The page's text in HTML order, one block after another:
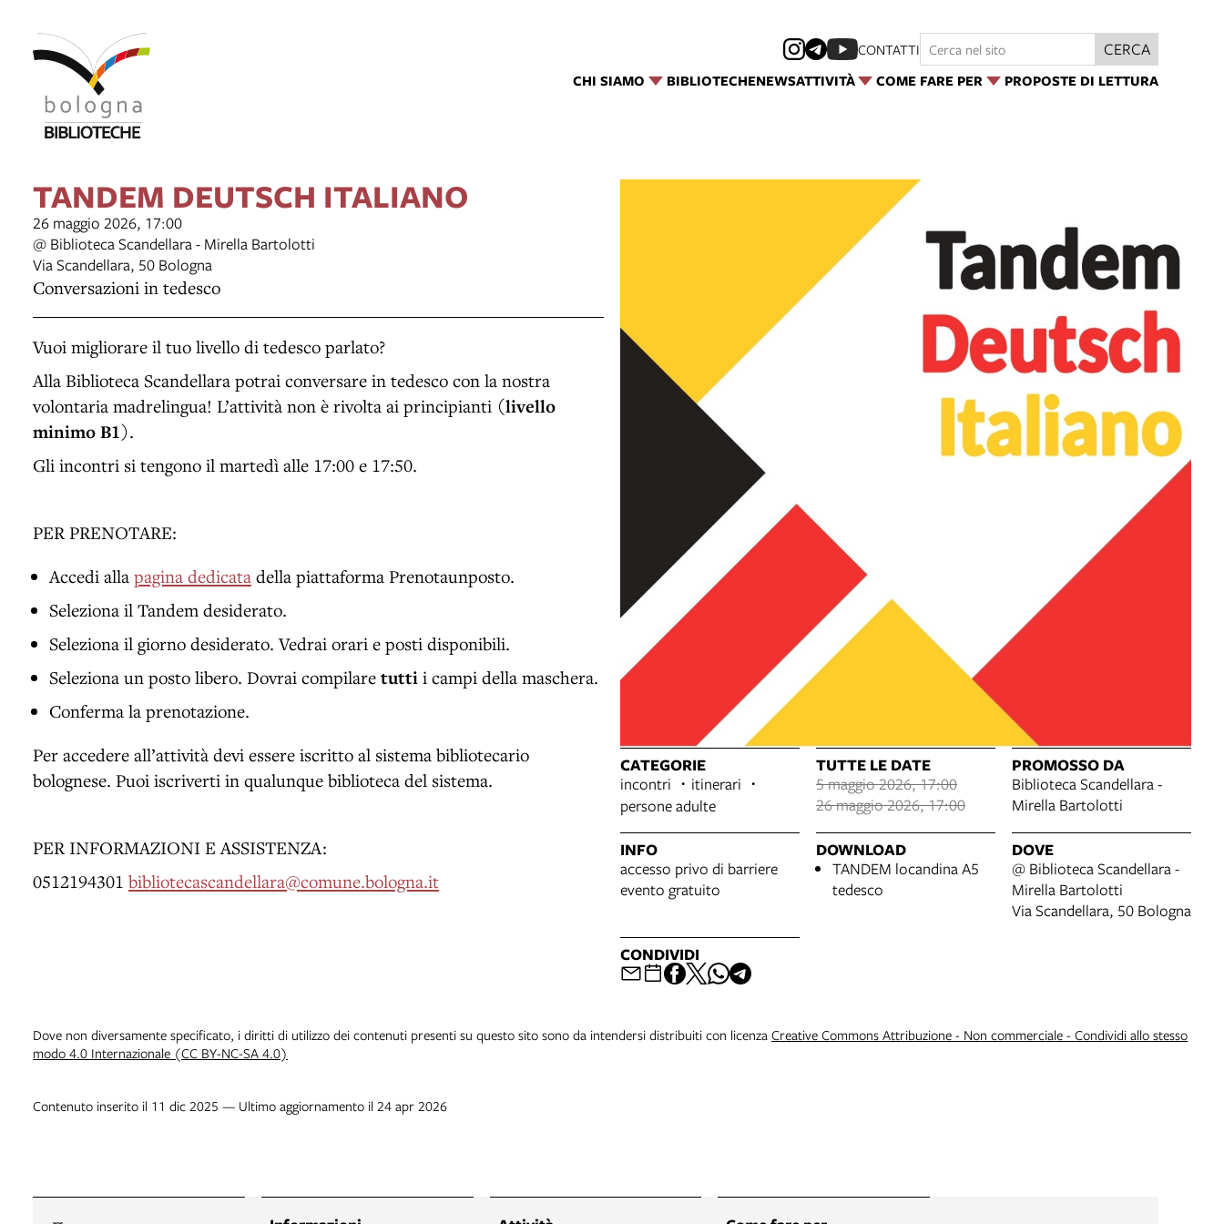
CHI SIAMO BIBLIOTECHENEWSATTIVITÀ COME FARE PER PROPOSTE DI LETTURA
CONTATTI CERCA
TANDEM DEUTSCH ITALIANO
26 maggio 2026, 17:00
@ Biblioteca Scandellara - Mirella Bartolotti
Via Scandellara, 50 Bologna
Conversazioni in tedesco
Vuoi migliorare il tuo livello di tedesco parlato?
Alla Biblioteca Scandellara potrai conversare in tedesco con la nostra
volontaria madrelingua! L’attività non è rivolta ai principianti (livello
minimo B1).
Gli incontri si tengono il martedì alle 17:00 e 17:50.
PER PRENOTARE:
Accedi alla pagina dedicata della piattaforma Prenotaunposto.
Seleziona il Tandem desiderato.
Seleziona il giorno desiderato. Vedrai orari e posti disponibili.
Seleziona un posto libero. Dovrai compilare tutti i campi della maschera.
Conferma la prenotazione.
Per accedere all’attività devi essere iscritto al sistema bibliotecario
bolognese. Puoi iscriverti in qualunque biblioteca del sistema.
PER INFORMAZIONI E ASSISTENZA:
0512194301 bibliotecascandellara@comune.bologna.it
CATEGORIE
incontri
itinerari
persone adulte
TUTTE LE DATE
5 maggio 2026, 17:00
26 maggio 2026, 17:00
PROMOSSO DA
Biblioteca Scandellara -
Mirella Bartolotti
INFO
accesso privo di barriere
evento gratuito
DOWNLOAD
TANDEM locandina A5
tedesco
DOVE
@ Biblioteca Scandellara -
Mirella Bartolotti
Via Scandellara, 50 Bologna
CONDIVIDI
Dove non diversamente specificato, i diritti di utilizzo dei contenuti presenti su questo sito sono da intendersi distribuiti con licenza Creative Commons Attribuzione - Non commerciale - Condividi allo stesso
modo 4.0 Internazionale (CC BY-NC-SA 4.0)
Contenuto inserito il 11 dic 2025 — Ultimo aggiornamento il 24 apr 2026